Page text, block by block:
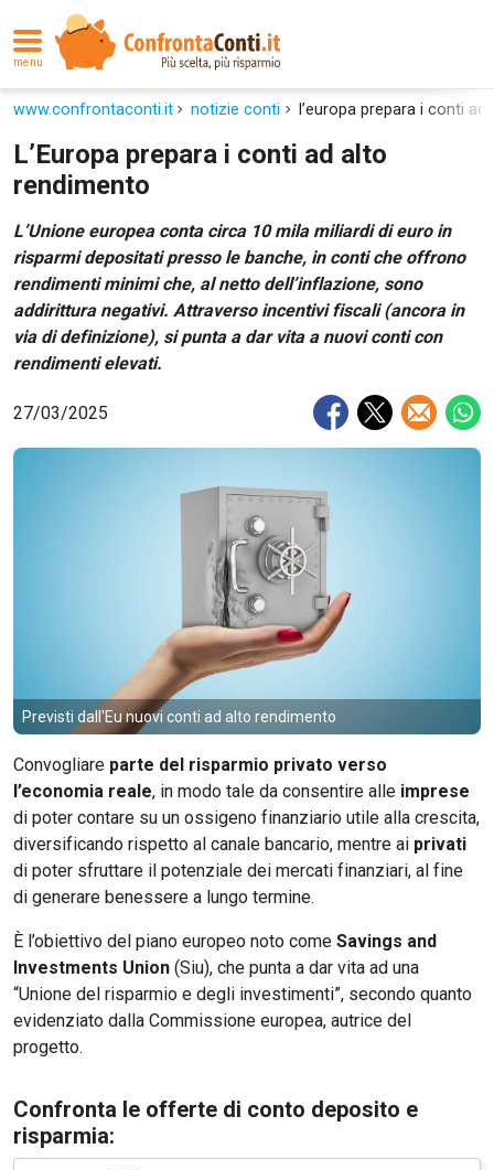
menu
www.confrontaconti.it notizie conti l’europa prepara i conti
L’Europa prepara i conti ad alto
rendimento
L’Unione europea conta circa 10 mila miliardi di euro in
risparmi depositati presso le banche, in conti che offrono
rendimenti minimi che, al netto dell’inflazione, sono
addirittura negativi. Attraverso incentivi fiscali (ancora in
via di definizione), si punta a dar vita a nuovi conti con
rendimenti elevati.
27/03/2025
Previsti dall'Eu nuovi conti ad alto rendimento
Convogliare parte del risparmio privato verso
l’economia reale, in modo tale da consentire alle imprese
di poter contare su un ossigeno finanziario utile alla crescita,
diversificando rispetto al canale bancario, mentre ai privati
di poter sfruttare il potenziale dei mercati finanziari, al fine
di generare benessere a lungo termine.
È l’obiettivo del piano europeo noto come Savings and
Investments Union (Siu), che punta a dar vita ad una
“Unione del risparmio e degli investimenti”, secondo quanto
evidenziato dalla Commissione europea, autrice del
progetto.
Confronta le offerte di conto deposito e
risparmia: